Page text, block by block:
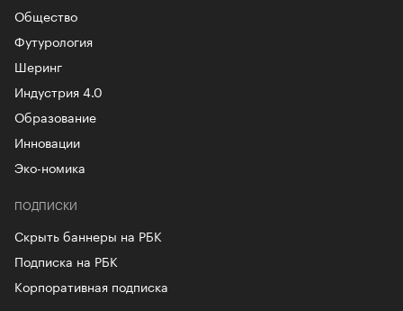
Общество
Футурология
Шеринг
Индустрия 4.0
Образование
Инновации
Эко-номика
ПОДПИСКИ
Скрыть баннеры на РБК
Подписка на РБК
Корпоративная подписка